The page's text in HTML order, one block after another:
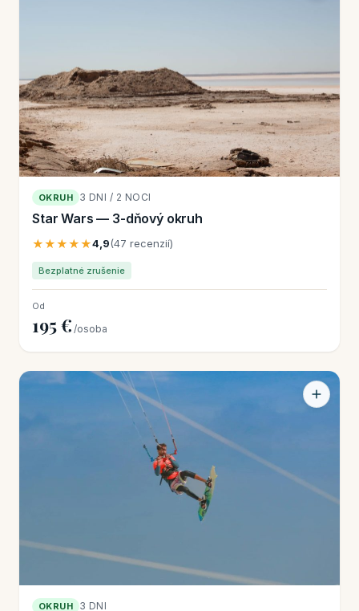
OKRUH 3 DNI / 2 NOCI
Star Wars — 3-dňový okruh
★★★★★4,9(47 recenzií)
Bezplatné zrušenie
Od
195 € /osoba
OKRUH 3 DNI